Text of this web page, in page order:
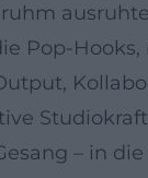
Pop-
– in